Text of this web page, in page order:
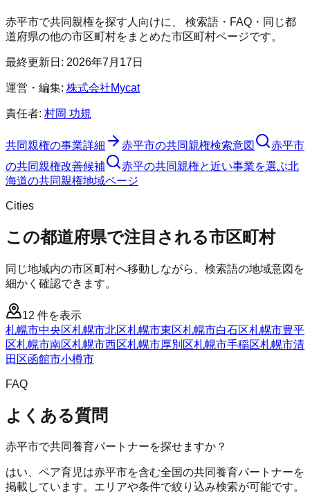
赤平市で共同親権を探す人向けに、 検索語・FAQ・同じ都
道府県の他の市区町村をまとめた市区町村ページです。
最終更新日: 2026年7月17日
運営・編集: 株式会社Mycat
責任者: 村岡 功規
共同親権の事業詳細 赤平市の共同親権検索意図
赤平市
の共同親権改善候補 赤平の共同親権と近い事業を選ぶ北
海道の共同親権地域ページ
Cities
この都道府県で注目される市区町村
同じ地域内の市区町村へ移動しながら、検索語の地域意図を
細かく確認できます。
12 件を表示
札幌市中央区札幌市北区札幌市東区札幌市白石区札幌市豊平
区札幌市南区札幌市西区札幌市厚別区札幌市手稲区札幌市清
田区函館市小樽市
FAQ
よくある質問
赤平市で共同養育パートナーを探せますか？
はい、ペア育児は赤平市を含む全国の共同養育パートナーを
掲載しています。エリアや条件で絞り込み検索が可能です。